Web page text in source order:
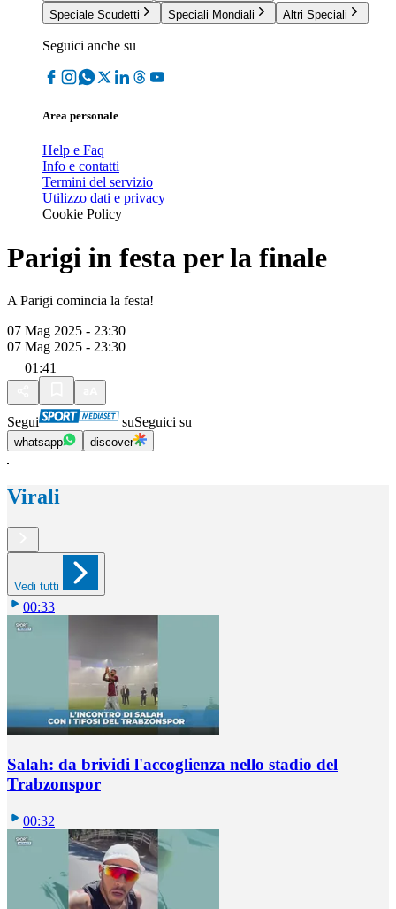
Speciale Scudetti
Speciali Mondiali Altri Speciali
Seguici anche su
Area personale
Help e Faq
Info e contatti
Termini del servizio
Utilizzo dati e privacy
Cookie Policy
Parigi in festa per la finale
A Parigi comincia la festa!
07 Mag 2025 - 23:30
07 Mag 2025 - 23:30
01:41
Segui suSeguici su
whatsapp discover
Virali
Vedi tutti
00:33
Salah: da brividi l'accoglienza nello stadio del
Trabzonspor
00:32